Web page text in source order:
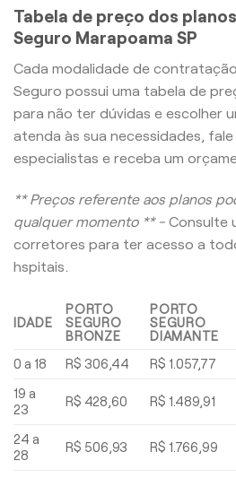
Tabela de preço dos
Seguro Marapoama SP
Cada modalidade de
Seguro possui uma tabela de
para não ter dúvidas e escolher
atenda às sua necessidades,
especialistas e receba um
** Preços referente aos planos
qualquer momento ** - Consulte
corretores para ter acesso a
hspitais.
IDADE
PORTO
SEGURO
BRONZE
PORTO
SEGURO
DIAMANTE
0 a 18
R$ 306,44 R$ 1.057,77
19 a
23
R$ 428,60 R$ 1.489,91
24 a
28
R$ 506,93 R$ 1.766,99